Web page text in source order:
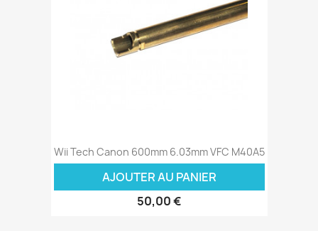
Wii Tech Canon 600mm 6.03mm VFC M40A5
AJOUTER AU PANIER
50,00 €